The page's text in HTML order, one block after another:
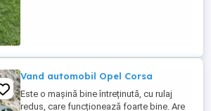
Vand automobil Opel Corsa
Este o mașină bine întreținută, cu rulaj
redus, care funcționează foarte bine. Are